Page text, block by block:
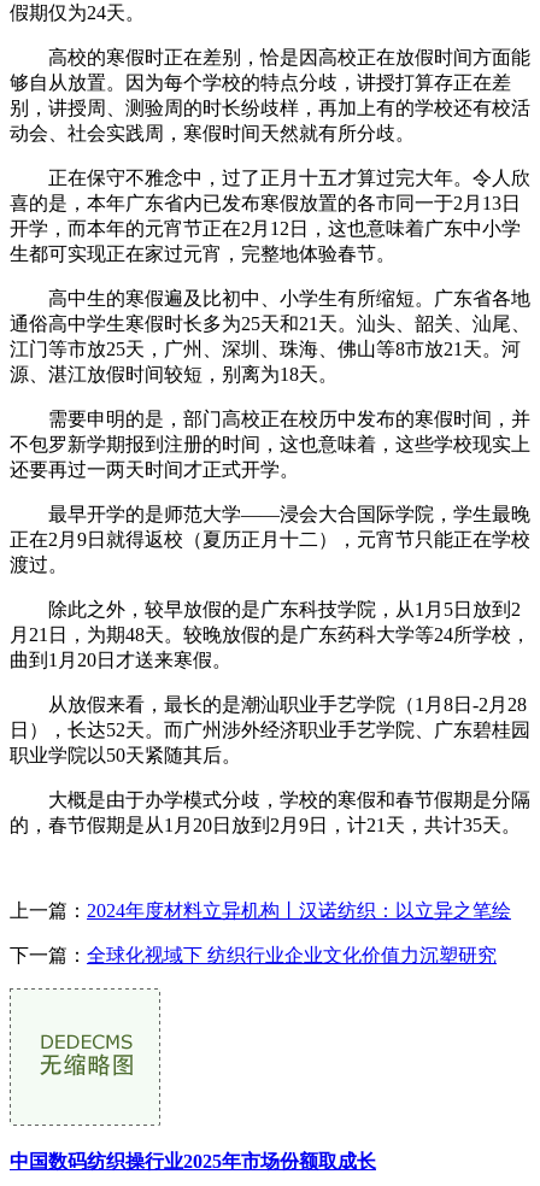
假期仅为24天。
高校的寒假时正在差别，恰是因高校正在放假时间方面能
够自从放置。因为每个学校的特点分歧，讲授打算存正在差
别，讲授周、测验周的时长纷歧样，再加上有的学校还有校活
动会、社会实践周，寒假时间天然就有所分歧。
正在保守不雅念中，过了正月十五才算过完大年。令人欣
喜的是，本年广东省内已发布寒假放置的各市同一于2月13日
开学，而本年的元宵节正在2月12日，这也意味着广东中小学
生都可实现正在家过元宵，完整地体验春节。
高中生的寒假遍及比初中、小学生有所缩短。广东省各地
通俗高中学生寒假时长多为25天和21天。汕头、韶关、汕尾、
江门等市放25天，广州、深圳、珠海、佛山等8市放21天。河
源、湛江放假时间较短，别离为18天。
需要申明的是，部门高校正在校历中发布的寒假时间，并
不包罗新学期报到注册的时间，这也意味着，这些学校现实上
还要再过一两天时间才正式开学。
最早开学的是师范大学——浸会大合国际学院，学生最晚
正在2月9日就得返校（夏历正月十二），元宵节只能正在学校
渡过。
除此之外，较早放假的是广东科技学院，从1月5日放到2
月21日，为期48天。较晚放假的是广东药科大学等24所学校，
曲到1月20日才送来寒假。
从放假来看，最长的是潮汕职业手艺学院（1月8日-2月28
日），长达52天。而广州涉外经济职业手艺学院、广东碧桂园
职业学院以50天紧随其后。
大概是由于办学模式分歧，学校的寒假和春节假期是分隔
的，春节假期是从1月20日放到2月9日，计21天，共计35天。
上一篇： 2024年度材料立异机构丨汉诺纺织：以立异之笔绘
下一篇： 全球化视域下 纺织行业企业文化价值力沉塑研究
中国数码纺织操行业2025年市场份额取成长